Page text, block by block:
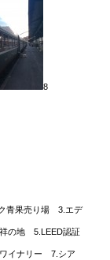
8
青果売り場 3.エデ
の地 5.LEED認証
イナリー 7.シア